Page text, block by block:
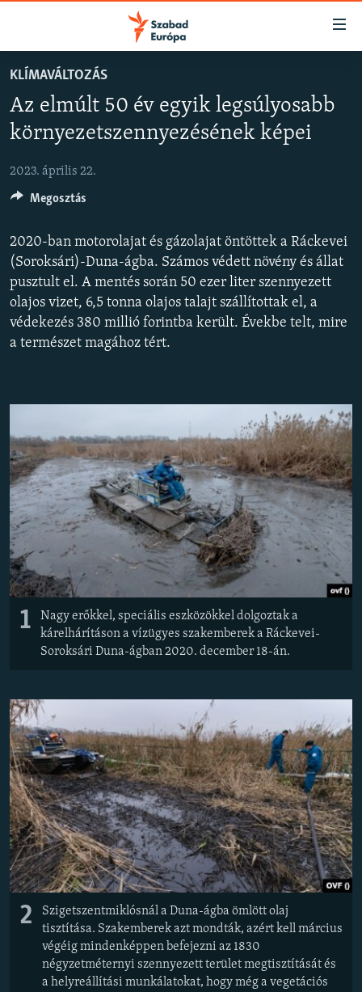
Akadálymentes
Ugrás
oldalra
Ugrás
keresésre
AKTUÁLIS
PODCASTOK
VIDEÓK
ELEMZŐ
NER15
SZABADON
TÁRSADALOM
DEMOKRÁCIA
A PÉNZ NYOMÁBAN
VILÁG
KLÍMAVÁLTOZÁS
A MÚLT TANULSÁGAI
KÖVESSEN MINKET!
Valamennyi RFE/RL weboldal
KLÍMAVÁLTOZÁS
Az elmúlt 50 év egyik legsúlyosabb
környezetszennyezésének képei
2023. április 22.
2020-ban motorolajat és gázolajat öntöttek a Ráckevei
(Soroksári)-Duna-ágba. Számos védett növény és állat
pusztult el. A mentés során 50 ezer liter szennyezett
olajos vizet, 6,5 tonna olajos talajt szállítottak el, a
védekezés 380 millió forintba került. Évekbe telt, mire
a természet magához tért.
1
Nagy erőkkel, speciális eszközökkel dolgoztak a
kárelhárításon a vízügyes szakemberek a Ráckevei-
Soroksári Duna-ágban 2020. december 18-án.
2
Szigetszentmiklósnál a Duna-ágba ömlött olaj
tisztítása. Szakemberek azt mondták, azért kell március
végéig mindenképpen befejezni az 1830
négyzetméternyi szennyezett terület megtisztítását és
a helyreállítási munkálatokat, hogy még a vegetációs
Megosztás